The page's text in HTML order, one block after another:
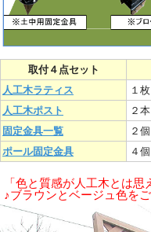
取付４点セット
人工木ラティス
１枚
人工木ポスト
２本
固定金具一覧
２個
ポール固定金具
４個
「色と質感が人工木とは
♪ブラウンとベージュ色を